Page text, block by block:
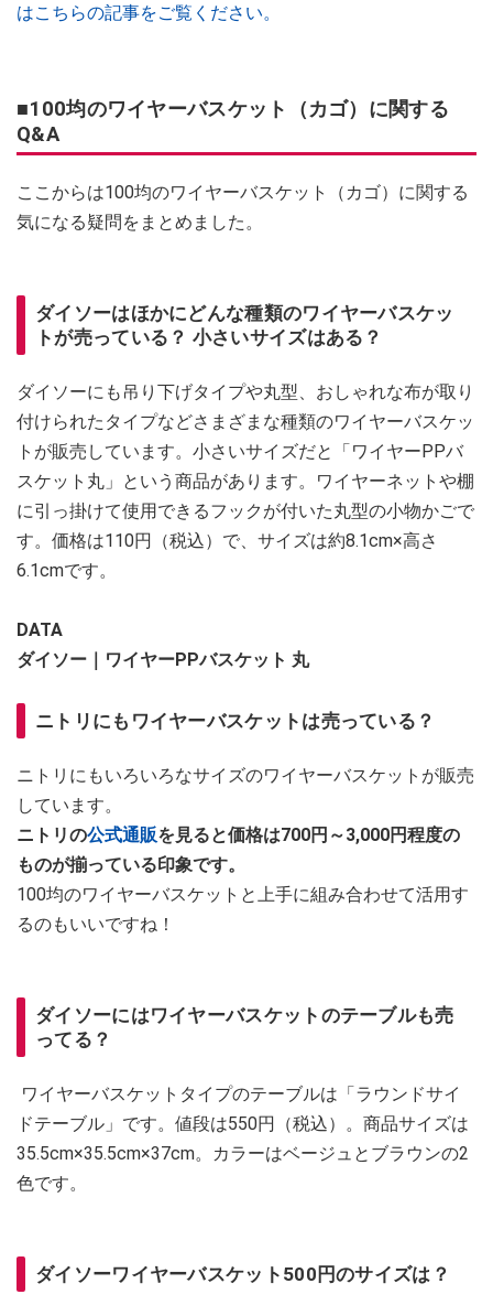
はこちらの記事をご覧ください。
■100均のワイヤーバスケット（カゴ）に関する
Q&A
ここからは100均のワイヤーバスケット（カゴ）に関する
気になる疑問をまとめました。
ダイソーはほかにどんな種類のワイヤーバスケッ
トが売っている？ 小さいサイズはある？
ダイソーにも吊り下げタイプや丸型、おしゃれな布が取り
付けられたタイプなどさまざまな種類のワイヤーバスケッ
トが販売しています。小さいサイズだと「ワイヤーPPバ
スケット丸」という商品があります。ワイヤーネットや棚
に引っ掛けて使用できるフックが付いた丸型の小物かごで
す。価格は110円（税込）で、サイズは約8.1cm×高さ
6.1cmです。
DATA
ダイソー｜ワイヤーPPバスケット 丸
ニトリにもワイヤーバスケットは売っている？
ニトリにもいろいろなサイズのワイヤーバスケットが販売
しています。
ニトリの公式通販を見ると価格は700円～3,000円程度の
ものが揃っている印象です。
100均のワイヤーバスケットと上手に組み合わせて活用す
るのもいいですね！
ダイソーにはワイヤーバスケットのテーブルも売
ってる？
ワイヤーバスケットタイプのテーブルは「ラウンドサイ
ドテーブル」です。値段は550円（税込）。商品サイズは
35.5cm×35.5cm×37cm。カラーはベージュとブラウンの2
色です。
ダイソーワイヤーバスケット500円のサイズは？